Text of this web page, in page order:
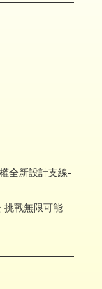
全新設計支線-
挑戰無限可能